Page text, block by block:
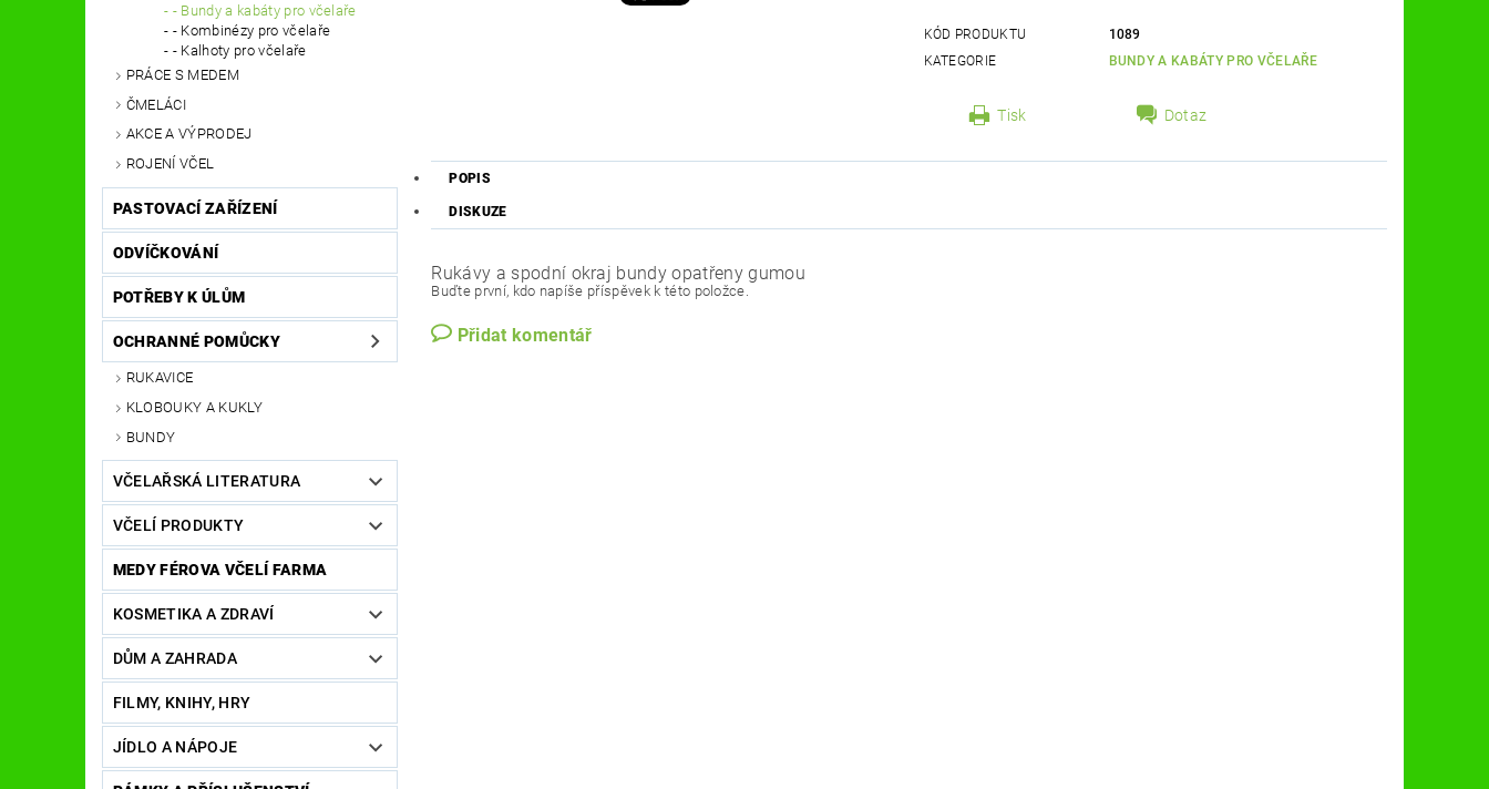
- Bundy a kabáty pro včelaře
- Kombinézy pro včelaře
- Kalhoty pro včelaře
PRÁCE S MEDEM
ČMELÁCI
AKCE A VÝPRODEJ
ROJENÍ VČEL
PASTOVACÍ ZAŘÍZENÍ
ODVÍČKOVÁNÍ
POTŘEBY K ÚLŮM
OCHRANNÉ POMŮCKY
RUKAVICE
KLOBOUKY A KUKLY
BUNDY
VČELAŘSKÁ LITERATURA
VČELÍ PRODUKTY
MEDY FÉROVA VČELÍ FARMA
KOSMETIKA A ZDRAVÍ
DŮM A ZAHRADA
FILMY, KNIHY, HRY
JÍDLO A NÁPOJE
KÓD PRODUKTU
1089
KATEGORIE
BUNDY A KABÁTY PRO VČELAŘE
Tisk Dotaz
POPIS
DISKUZE
Rukávy a spodní okraj bundy opatřeny gumou
Buďte první, kdo napíše příspěvek k této položce.
Přidat komentář